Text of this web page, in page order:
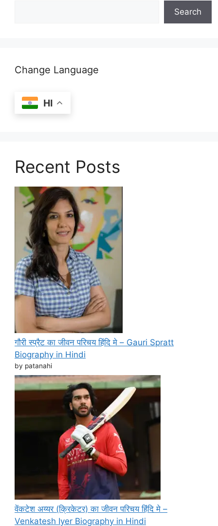
Search
Change Language
HI
Recent Posts
गौरी स्प्रैट का जीवन परिचय हिंदि मे – Gauri Spratt
Biography in Hindi
by patanahi
वेंकटेश अय्यर (क्रिकेटर) का जीवन परिचय हिंदि मे –
Venkatesh Iyer Biography in Hindi